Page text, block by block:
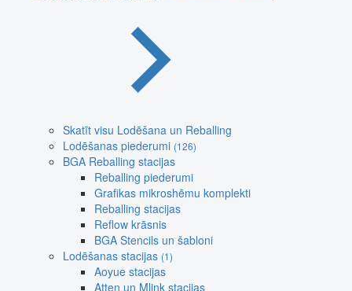
Skatīt visu Lodēšana un Reballing
Lodēšanas piederumi (126)
BGA Reballing stacijas
Reballing piederumi
Grafikas mikroshēmu komplekti
Reballing stacijas
Reflow krāsnis
BGA Stencils un šabloni
Lodēšanas stacijas (1)
Aoyue stacijas
Atten un Mlink stacijas